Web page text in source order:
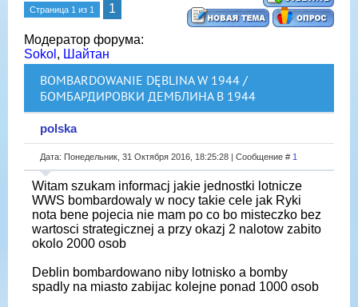
Страница 1 из 1 1
Модератор форума:
Sokol , Шайтан
BOMBARDOWANIE DĘBLINA W 1944 /
БОМБАРДИРОВКИ ДЕМБЛИНА В 1944
polska
Дата: Понедельник, 31 Октября 2016, 18:25:28 | Сообщение # 1
Witam szukam informacj jakie jednostki lotnicze
WWS bombardowaly w nocy takie cele jak Ryki
nota bene pojecia nie mam po co bo misteczko bez
wartosci strategicznej a przy okazj 2 nalotow zabito
okolo 2000 osob
Deblin bombardowano niby lotnisko a bomby
spadly na miasto zabijac kolejne ponad 1000 osob